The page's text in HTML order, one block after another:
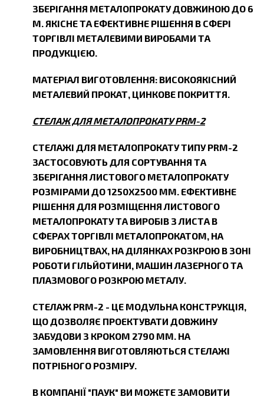
ЗБЕРІГАННЯ МЕТАЛОПРОКАТУ ДОВЖИНОЮ ДО 6
М. ЯКІСНЕ ТА ЕФЕКТИВНЕ РІШЕННЯ В СФЕРІ
ТОРГІВЛІ МЕТАЛЕВИМИ ВИРОБАМИ ТА
ПРОДУКЦІЄЮ.
МАТЕРІАЛ ВИГОТОВЛЕННЯ: ВИСОКОЯКІСНИЙ
МЕТАЛЕВИЙ ПРОКАТ, ЦИНКОВЕ ПОКРИТТЯ.
СТЕЛАЖ ДЛЯ МЕТАЛОПРОКАТУ PRM-2
СТЕЛАЖІ ДЛЯ МЕТАЛОПРОКАТУ ТИПУ PRM-2
ЗАСТОСОВУЮТЬ ДЛЯ СОРТУВАННЯ ТА
ЗБЕРІГАННЯ ЛИСТОВОГО МЕТАЛОПРОКАТУ
РОЗМІРАМИ ДО 1250Х2500 ММ. ЕФЕКТИВНЕ
РІШЕННЯ ДЛЯ РОЗМІЩЕННЯ ЛИСТОВОГО
МЕТАЛОПРОКАТУ ТА ВИРОБІВ З ЛИСТА В
СФЕРАХ ТОРГІВЛІ МЕТАЛОПРОКАТОМ, НА
ВИРОБНИЦТВАХ, НА ДІЛЯНКАХ РОЗКРОЮ В ЗОНІ
РОБОТИ ГІЛЬЙОТИНИ, МАШИН ЛАЗЕРНОГО ТА
ПЛАЗМОВОГО РОЗКРОЮ МЕТАЛУ.
СТЕЛАЖ PRM-2 - ЦЕ МОДУЛЬНА КОНСТРУКЦІЯ,
ЩО ДОЗВОЛЯЄ ПРОЕКТУВАТИ ДОВЖИНУ
ЗАБУДОВИ З КРОКОМ 2790 ММ. НА
ЗАМОВЛЕННЯ ВИГОТОВЛЯЮТЬСЯ СТЕЛАЖІ
ПОТРІБНОГО РОЗМІРУ.
В КОМПАНІЇ "ПАУК" ВИ МОЖЕТЕ ЗАМОВИТИ